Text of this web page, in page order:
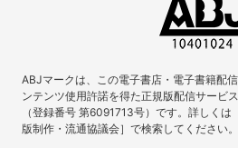
ABJマークは、この電子書店・電子書籍配
ンテンツ使用許諾を得た正規版配信サービ
（登録番号 第6091713号）です。詳しく
版制作・流通協議会］で検索してください。